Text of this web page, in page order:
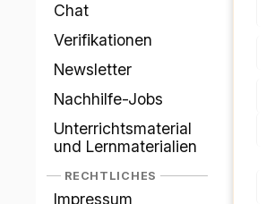
Chiacchierata
Verifiche
Newsletter
Lavori di tutoraggio
Materiali didattici
e materiali per
LEGAL